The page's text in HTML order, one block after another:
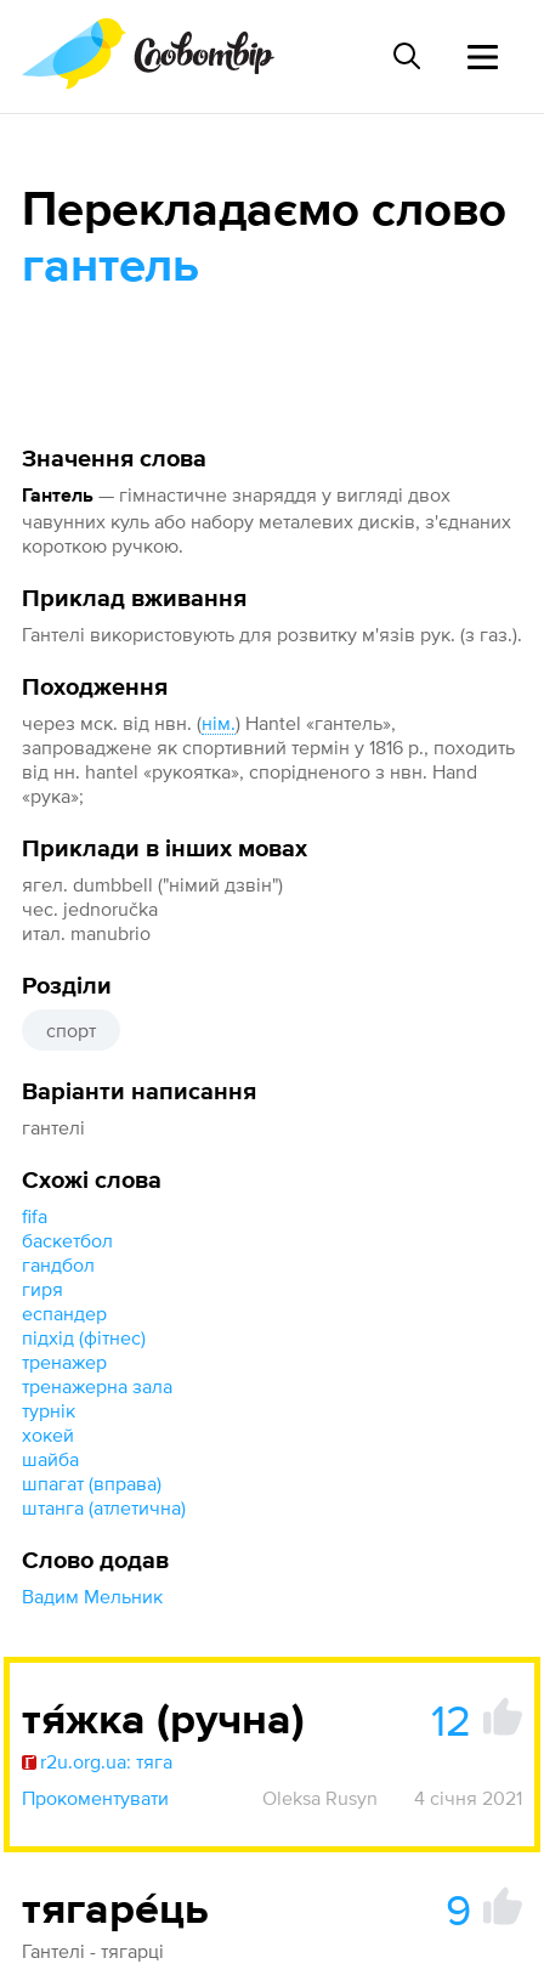
Значення слова
Гантель— гімнастичне знаряддя у вигляді двох
чавунних куль або набору металевих дисків, з'єднаних
короткою ручкою.
Приклад вживання
Гантелі використовують для розвитку м'язів рук. (з газ.).
Походження
через мск. від нвн. (нім.) Hantel «гантель»,
запроваджене як спортивний термін у 1816 p., походить
від нн. hantel «рукоятка», спорідненого з нвн. Hand
«рука»;
Приклади в інших мовах
ягел. dumbbell ("німий дзвін")
чес. jednoručka
итал. manubrio
Розділи
спорт
Варіанти написання
гантелі
Схожі слова
fifa
баскетбол
гандбол
гиря
еспандер
підхід (фітнес)
тренажер
тренажерна зала
турнік
хокей
шайба
шпагат (вправа)
штанга (атлетична)
Слово додав
Вадим Мельник
Перекладаємо слово
гантель
тя́жка (ручна) 12
r2u.org.ua: тяга
Прокоментувати
Oleksa Rusyn 4 січня 2021
тягаре́ць 9
Гантелі - тягарці